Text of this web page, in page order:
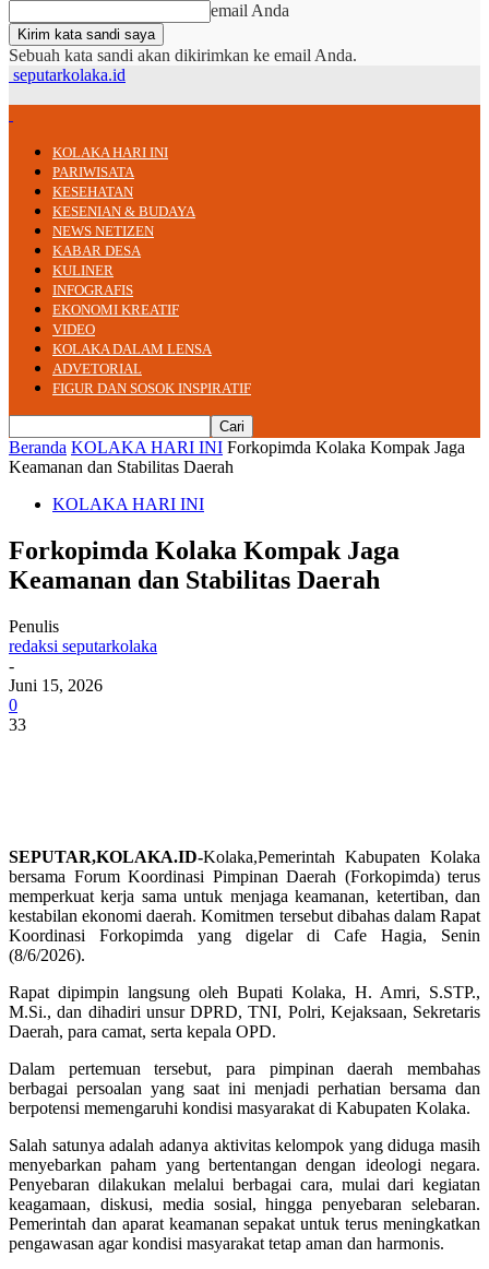
email Anda
Sebuah kata sandi akan dikirimkan ke email Anda.
seputarkolaka.id
KOLAKA HARI INI
PARIWISATA
KESEHATAN
KESENIAN & BUDAYA
NEWS NETIZEN
KABAR DESA
KULINER
INFOGRAFIS
EKONOMI KREATIF
VIDEO
KOLAKA DALAM LENSA
ADVETORIAL
FIGUR DAN SOSOK INSPIRATIF
Beranda KOLAKA HARI INI Forkopimda Kolaka Kompak Jaga
Keamanan dan Stabilitas Daerah
KOLAKA HARI INI
Forkopimda Kolaka Kompak Jaga
Keamanan dan Stabilitas Daerah
Penulis
redaksi seputarkolaka
-
Juni 15, 2026
0
33
SEPUTAR,KOLAKA.ID-Kolaka,Pemerintah Kabupaten Kolaka
bersama Forum Koordinasi Pimpinan Daerah (Forkopimda) terus
memperkuat kerja sama untuk menjaga keamanan, ketertiban, dan
kestabilan ekonomi daerah. Komitmen tersebut dibahas dalam Rapat
Koordinasi Forkopimda yang digelar di Cafe Hagia, Senin
(8/6/2026).
Rapat dipimpin langsung oleh Bupati Kolaka, H. Amri, S.STP.,
M.Si., dan dihadiri unsur DPRD, TNI, Polri, Kejaksaan, Sekretaris
Daerah, para camat, serta kepala OPD.
Dalam pertemuan tersebut, para pimpinan daerah membahas
berbagai persoalan yang saat ini menjadi perhatian bersama dan
berpotensi memengaruhi kondisi masyarakat di Kabupaten Kolaka.
Salah satunya adalah adanya aktivitas kelompok yang diduga masih
menyebarkan paham yang bertentangan dengan ideologi negara.
Penyebaran dilakukan melalui berbagai cara, mulai dari kegiatan
keagamaan, diskusi, media sosial, hingga penyebaran selebaran.
Pemerintah dan aparat keamanan sepakat untuk terus meningkatkan
pengawasan agar kondisi masyarakat tetap aman dan harmonis.